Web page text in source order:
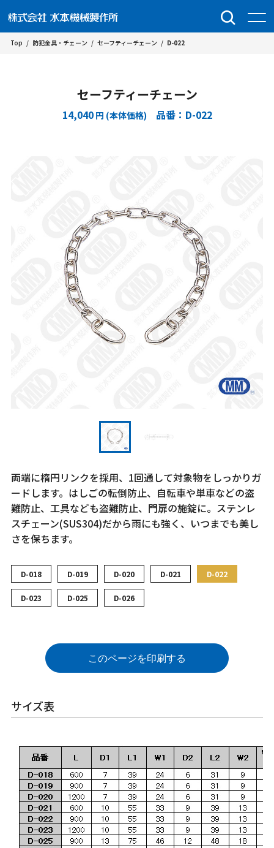
Top / 防犯金具・チェーン / セーフティーチェーン / D-022
セーフティーチェーン
14,040 円 (本体価格) 品番：D-022
両端に楕円リンクを採用、1回通して対象物をしっかりガ
ードします。はしごの転倒防止、自転車や単車などの盗
難防止、工具なども盗難防止、門扉の施錠に。ステンレ
スチェーン(SUS304)だから雨にも強く、いつまでも美し
さを保ちます。
D-018 D-019 D-020 D-021 D-022
D-023 D-025 D-026
このページを印刷する
サイズ表